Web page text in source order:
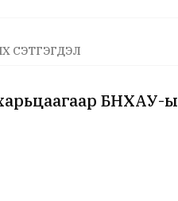
СЭТГЭГДЭЛ
БНХАУ-